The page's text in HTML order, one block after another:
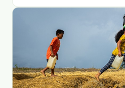
yang menjadi ancaman serius
tempat tinggal kita. Situasi
berlangsung disejumlah
wilayah Bekasi Raya. Bekasi
dengan luas wilayah […]